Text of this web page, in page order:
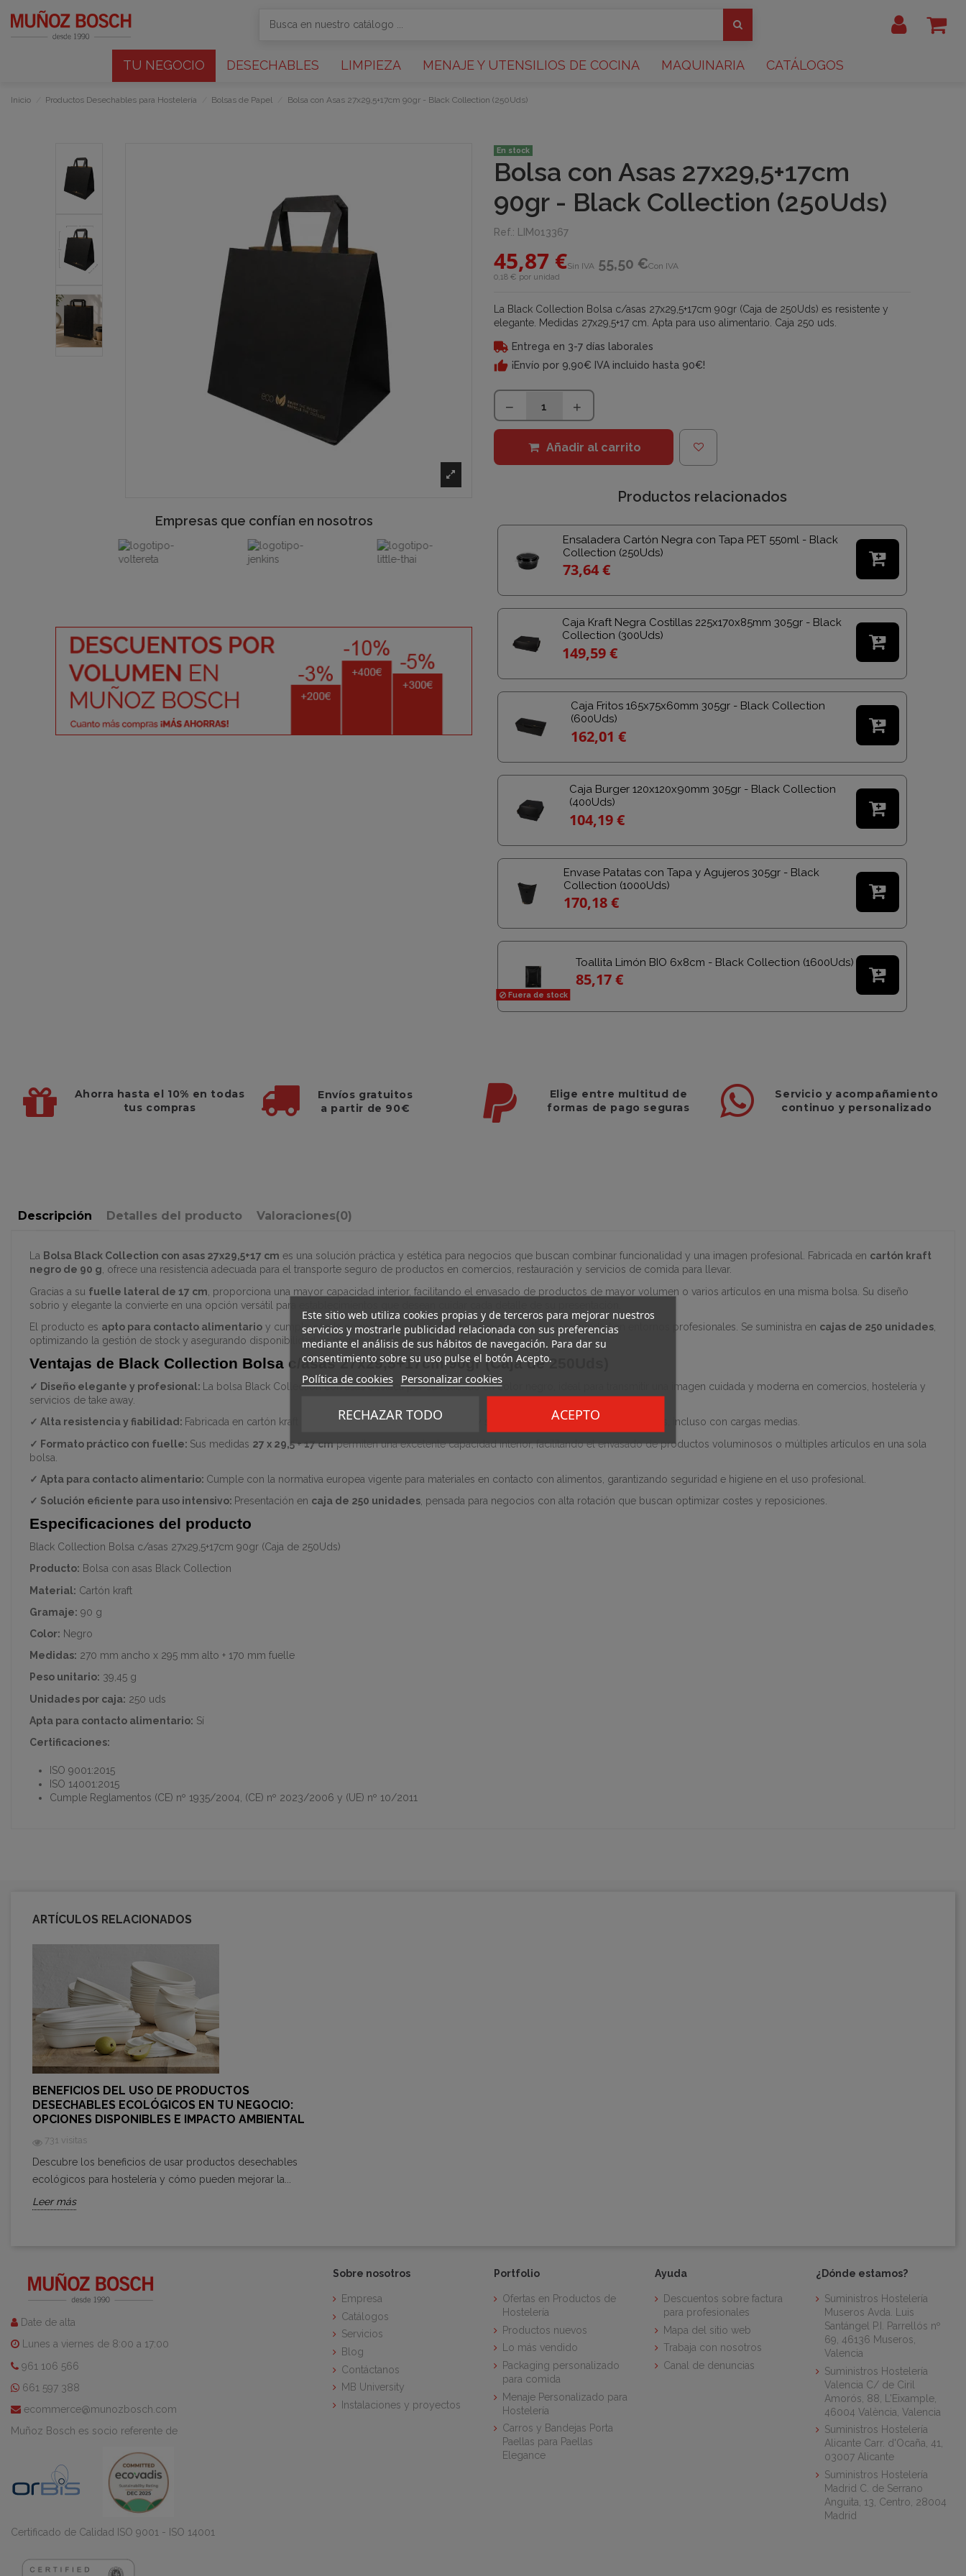
Este sitio web utiliza cookies propias y de terceros para mejorar nuestros
servicios y mostrarle publicidad relacionada con sus preferencias
mediante el análisis de sus hábitos de navegación. Para dar su
consentimiento sobre su uso pulse el botón Acepto.
Política de cookies Personalizar cookies
RECHAZAR TODO ACEPTO
TU NEGOCIO DESECHABLES LIMPIEZA MENAJE Y UTENSILIOS DE COCINA MAQUINARIA CATÁLOGOS
Inicio Productos Desechables para Hostelería Bolsas de Papel Bolsa con Asas 27x29,5+17cm 90gr - Black Collection (250Uds)
Empresas que confían en nosotros
En stock
Bolsa con Asas 27x29,5+17cm
90gr - Black Collection (250Uds)
Ref.: LIM013367
45,87 €Sin IVA 55,50 €Con IVA
0,18 € por unidad
La Black Collection Bolsa c/asas 27x29,5+17cm 90gr (Caja de 250Uds) es resistente y
elegante. Medidas 27x29,5+17 cm. Apta para uso alimentario. Caja 250 uds.
Entrega en 3-7 días laborales
¡Envío por 9,90€ IVA incluido hasta 90€!
Añadir al carrito
Productos relacionados
Ensaladera Cartón Negra con Tapa PET 550ml - Black
Collection (250Uds)
73,64 €

Caja Kraft Negra Costillas 225x170x85mm 305gr - Black
Collection (300Uds)
149,59 €

Caja Fritos 165x75x60mm 305gr - Black Collection
(600Uds)
162,01 €

Caja Burger 120x120x90mm 305gr - Black Collection
(400Uds)
104,19 €

Envase Patatas con Tapa y Agujeros 305gr - Black
Collection (1000Uds)
170,18 €

Fuera de stock
Toallita Limón BIO 6x8cm - Black Collection (1600Uds)
85,17 € 
Ahorra hasta el 10% en todas
tus compras
Envíos gratuitos
a partir de 90€
Elige entre multitud de
formas de pago seguras
Servicio y acompañamiento
continuo y personalizado
Descripción Detalles del producto Valoraciones(0)
La Bolsa Black Collection con asas 27x29,5+17 cm es una solución práctica y estética para negocios que buscan combinar funcionalidad y una imagen profesional. Fabricada en cartón kraft
negro de 90 g, ofrece una resistencia adecuada para el transporte seguro de productos en comercios, restauración y servicios de comida para llevar.
Gracias a su fuelle lateral de 17 cm , proporciona una mayor capacidad interior, facilitando el envasado de productos de mayor volumen o varios artículos en una misma bolsa. Su diseño
sobrio y elegante la convierte en una opción versátil para establecimientos que desean cuidar cada detalle de su presentación.
El producto es apto para contacto alimentario y cumple con la normativa europea vigente, lo que garantiza su seguridad en entornos profesionales. Se suministra en cajas de 250 unidades
optimizando la gestión de stock y asegurando disponibilidad en momentos de alta demanda.
Ventajas de Black Collection Bolsa c/asas 27x29,5+17cm 90gr (Caja de 250Uds)
✓ Diseño elegante y profesional:
La bolsa Black Collection con asas destaca por su acabado en color negro, ideal para transmitir una imagen cuidada y moderna en comercios, hostelería y
servicios de take away.
✓ Alta resistencia y fiabilidad: Fabricada en cartón kraft de
, ofrece una estructura sólida y segura para el transporte de productos, incluso con cargas medias.
✓ Formato práctico con fuelle: Sus medidas 27 x 29,5 + 17 cmpermiten una excelente capacidad interior, facilitando el envasado de productos voluminosos o múltiples artículos en una sola
bolsa.
✓ Apta para contacto alimentario: Cumple con la normativa europea vigente para materiales en contacto con alimentos, garantizando seguridad e higiene en el uso profesional.
✓ Solución eficiente para uso intensivo: Presentación en caja de 250 unidades , pensada para negocios con alta rotación que buscan optimizar costes y reposiciones.
Especificaciones del producto
Black Collection Bolsa c/asas 27x29,5+17cm 90gr (Caja de 250Uds)
Producto: Bolsa con asas Black Collection
Material: Cartón kraft
Gramaje: 90 g
Color: Negro
Medidas: 270 mm ancho x 295 mm alto + 170 mm fuelle
Peso unitario: 39,45 g
Unidades por caja: 250 uds
Apta para contacto alimentario: Sí
Certificaciones:
ISO 9001:2015
ISO 14001:2015
Cumple Reglamentos (CE) nº 1935/2004, (CE) nº 2023/2006 y (UE) nº 10/2011
ARTÍCULOS RELACIONADOS
BENEFICIOS DEL USO DE PRODUCTOS
DESECHABLES ECOLÓGICOS EN TU NEGOCIO:
OPCIONES DISPONIBLES E IMPACTO AMBIENTAL
731 visitas
Descubre los beneficios de usar productos desechables
ecológicos para hostelería y cómo pueden mejorar la...
Leer más
Date de alta
Lunes a viernes de 8:00 a 17:00
961 106 566
661 597 388
ecommerce@munozbosch.com
Muñoz Bosch es socio referente de
Certificado de Calidad ISO 9001 - ISO 14001
Sobre nosotros
Empresa
Catálogos
Servicios
Blog
Contáctanos
MB University
Instalaciones y proyectos
Portfolio
Ofertas en Productos de
Hostelería
Productos nuevos
Lo más vendido
Packaging personalizado
para comida
Menaje Personalizado para
Hostelería
Carros y Bandejas Porta
Paellas para Paellas
Elegance
Ayuda
Descuentos sobre factura
para profesionales
Mapa del sitio web
Trabaja con nosotros
Canal de denuncias
¿Dónde estamos?
Suministros Hostelería
Museros Avda. Luis
Santángel P.I. Parrellós nº
69, 46136 Museros,
Valencia
Suministros Hostelería
Valencia C/ de Ciril
Amorós, 88, L'Eixample,
46004 València, Valencia
Suministros Hostelería
Alicante Carr. d'Ocaña, 41,
03007 Alicante
Suministros Hostelería
Madrid C. de Serrano
Anguita, 13, Centro, 28004
Madrid